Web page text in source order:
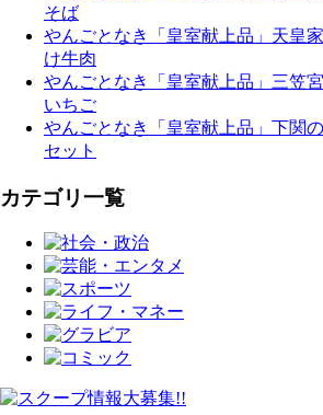
そば
やんごとなき「皇室献上品」天皇
け牛肉
やんごとなき「皇室献上品」三笠
いちご
やんごとなき「皇室献上品」下関
セット
カテゴリ一覧